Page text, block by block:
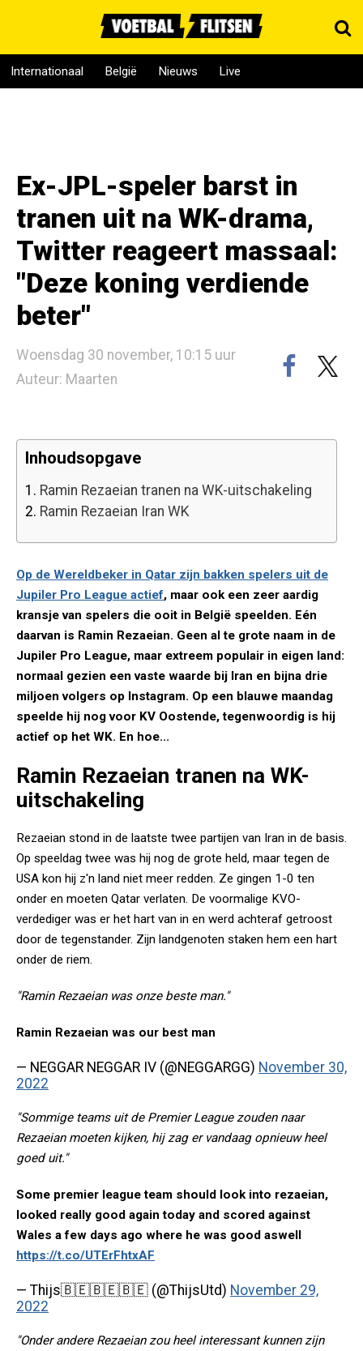
Internationaal België Nieuws Live
Ex-JPL-speler barst in
tranen uit na WK-drama,
Twitter reageert massaal:
"Deze koning verdiende
beter"
Woensdag 30 november, 10:15 uur
Auteur: Maarten
Inhoudsopgave
1. Ramin Rezaeian tranen na WK-uitschakeling
2. Ramin Rezaeian Iran WK
Op de Wereldbeker in Qatar zijn bakken spelers uit de
Jupiler Pro League actief, maar ook een zeer aardig
kransje van spelers die ooit in België speelden. Eén
daarvan is Ramin Rezaeian. Geen al te grote naam in de
Jupiler Pro League, maar extreem populair in eigen land:
normaal gezien een vaste waarde bij Iran en bijna drie
miljoen volgers op Instagram. Op een blauwe maandag
speelde hij nog voor KV Oostende, tegenwoordig is hij
actief op het WK. En hoe...
Ramin Rezaeian tranen na WK-
uitschakeling
Rezaeian stond in de laatste twee partijen van Iran in de basis.
Op speeldag twee was hij nog de grote held, maar tegen de
USA kon hij z'n land niet meer redden. Ze gingen 1-0 ten
onder en moeten Qatar verlaten. De voormalige KVO-
verdediger was er het hart van in en werd achteraf getroost
door de tegenstander. Zijn landgenoten staken hem een hart
onder de riem.
"Ramin Rezaeian was onze beste man."
Ramin Rezaeian was our best man
— NEGGAR NEGGAR IV (@NEGGARGG) November 30,
2022
"Sommige teams uit de Premier League zouden naar
Rezaeian moeten kijken, hij zag er vandaag opnieuw heel
goed uit."
Some premier league team should look into rezaeian,
looked really good again today and scored against
Wales a few days ago where he was good aswell
https://t.co/UTErFhtxAF
— Thijs🇧🇪🇧🇪🇧🇪 (@ThijsUtd) November 29,
2022
"Onder andere Rezaeian zou heel interessant kunnen zijn